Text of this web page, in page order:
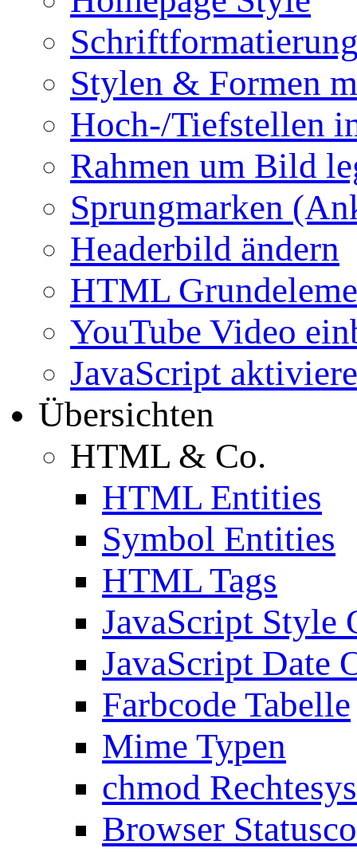
Stylen & Formen
Hoch-/Tiefstellen
Rahmen um Bild
Sprungmarken
Headerbild ändern
HTML
YouTube Video
JavaScript
Übersichten
HTML & Co.
HTML Entities
Symbol Entities
HTML Tags
JavaScript Style
JavaScript Date
Farbcode Tabelle
Mime Typen
chmod
Browser